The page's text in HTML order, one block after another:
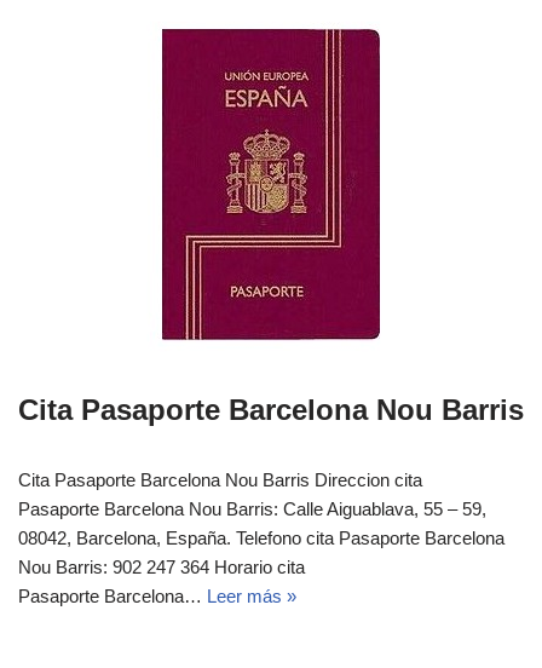
Cita Pasaporte Barcelona Nou Barris
Cita Pasaporte Barcelona Nou Barris Direccion cita
Pasaporte Barcelona Nou Barris: Calle Aiguablava, 55 – 59,
08042, Barcelona, España. Telefono cita Pasaporte Barcelona
Nou Barris: 902 247 364 Horario cita
Pasaporte Barcelona… Leer más »